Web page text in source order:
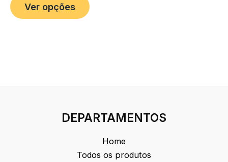
Ver opções
DEPARTAMENTOS
Home
Todos os produtos